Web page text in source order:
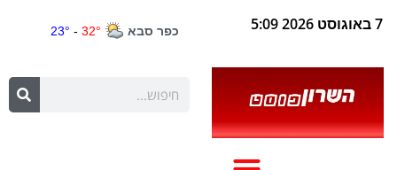
7 באוגוסט 2026 5:09